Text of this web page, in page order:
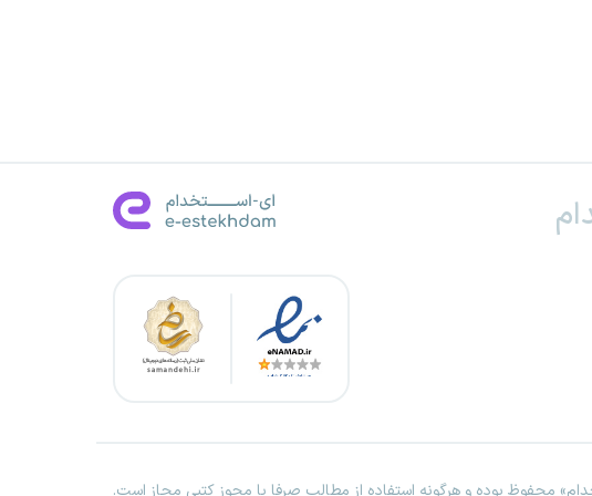
محفوظ بوده و هرگونه استفاده از مطالب صرفا با مجوز کتبی مجاز است.